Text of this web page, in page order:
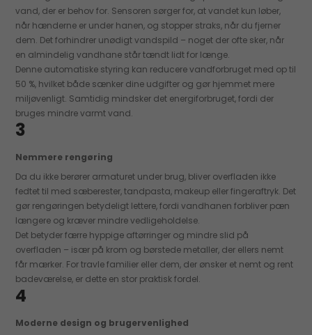
vand, der er behov for. Sensoren sørger for, at vandet kun løber,
når hænderne er under hanen, og stopper straks, når du fjerner
dem. Det forhindrer unødigt vandspild – noget der ofte sker, når
en almindelig vandhane står tændt lidt for længe.
Denne automatiske styring kan reducere vandforbruget med op til
50 %, hvilket både sænker dine udgifter og gør hjemmet mere
miljøvenligt. Samtidig mindsker det energiforbruget, fordi der
bruges mindre varmt vand.
3
Nemmere rengøring
Da du ikke berører armaturet under brug, bliver overfladen ikke
fedtet til med sæberester, tandpasta, makeup eller fingeraftryk. Det
gør rengøringen betydeligt lettere, fordi vandhanen forbliver pæn
længere og kræver mindre vedligeholdelse.
Det betyder færre hyppige aftørringer og mindre slid på
overfladen – især på krom og børstede metaller, der ellers nemt
får mærker. For travle familier eller dem, der ønsker et nemt og rent
badeværelse, er dette en stor praktisk fordel.
4
Moderne design og brugervenlighed